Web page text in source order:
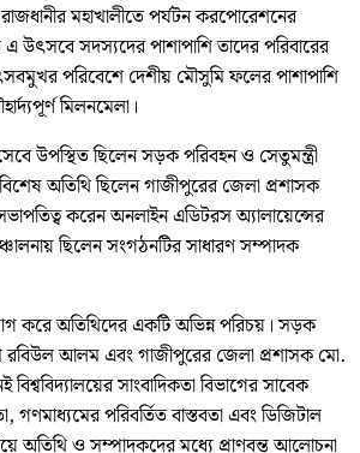
মহাখালীতে পর্যটন করপোরেশনের
উৎসবে সদস্যদের পাশাপাশি তাদের পরিবারের
পরিবেশে দেশীয় মৌসুমি ফলের পাশাপাশি
মিলনমেলা।
উপস্থিত ছিলেন সড়ক পরিবহন ও সেতুমন্ত্রী
অতিথি ছিলেন গাজীপুরের জেলা প্রশাসক
করেন অনলাইন এডিটরস অ্যালায়েন্সের
ছিলেন সংগঠনটির সাধারণ সম্পাদক
করে অতিথিদের একটি অভিন্ন পরিচয়। সড়ক
রবিউল আলম এবং গাজীপুরের জেলা প্রশাসক মো.
সাংবাদিকতা বিভাগের সাবেক
গণমাধ্যমের পরিবর্তিত বাস্তবতা এবং ডিজিটাল
অতিথি ও সম্পাদকদের মধ্যে প্রাণবন্ত আলোচনা